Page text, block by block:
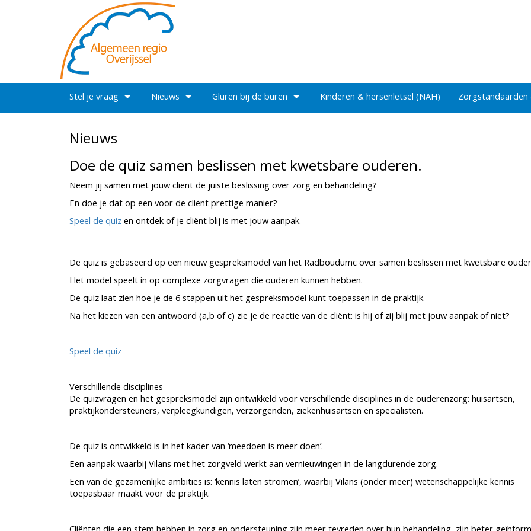
Stel je vraag Nieuws Gluren bij de buren Kinderen & hersenletsel (NAH) Zorgstandaarden
Nieuws
Doe de quiz samen beslissen met kwetsbare ouderen.
Neem jij samen met jouw cliënt de juiste beslissing over zorg en behandeling?
En doe je dat op een voor de cliënt prettige manier?
Speel de quiz en ontdek of je cliënt blij is met jouw aanpak.
De quiz is gebaseerd op een nieuw gespreksmodel van het Radboudumc over samen beslissen met kwetsbare
Het model speelt in op complexe zorgvragen die ouderen kunnen hebben.
De quiz laat zien hoe je de 6 stappen uit het gespreksmodel kunt toepassen in de praktijk.
Na het kiezen van een antwoord (a,b of c) zie je de reactie van de cliënt: is hij of zij blij met jouw aanpak of niet?
Speel de quiz
Verschillende disciplines
De quizvragen en het gespreksmodel zijn ontwikkeld voor verschillende disciplines in de ouderenzorg: huisartsen,
praktijkondersteuners, verpleegkundigen, verzorgenden, ziekenhuisartsen en specialisten.
De quiz is ontwikkeld is in het kader van ‘meedoen is meer doen’.
Een aanpak waarbij Vilans met het zorgveld werkt aan vernieuwingen in de langdurende zorg.
Een van de gezamenlijke ambities is: ‘kennis laten stromen’, waarbij Vilans (onder meer) wetenschappelijke kennis
toepasbaar maakt voor de praktijk.
Cliënten die een stem hebben in zorg en ondersteuning zijn meer tevreden over hun behandeling, zijn beter